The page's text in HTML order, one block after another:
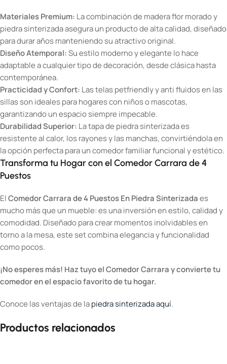
Materiales Premium: La combinación de madera flor morado y
piedra sinterizada asegura un producto de alta calidad, diseñado
para durar años manteniendo su atractivo original.
Diseño Atemporal:Su estilo moderno y elegante lo hace
adaptable a cualquier tipo de decoración, desde clásica hasta
contemporánea.
Practicidad y Confort: Las telas petfriendly y anti fluidos en las
sillas son ideales para hogares con niños o mascotas,
garantizando un espacio siempre impecable.
Durabilidad Superior: La tapa de piedra sinterizada es
resistente al calor, los rayones y las manchas, convirtiéndola en
la opción perfecta para un comedor familiar funcional y estético.
Transforma tu Hogar con el Comedor Carrara de 4
Puestos
ElComedor Carrara de 4 Puestos En Piedra Sinterizadaes
mucho más que un mueble: es una inversión en estilo, calidad y
comodidad. Diseñado para crear momentos inolvidables en
torno a la mesa, este set combina elegancia y funcionalidad
como pocos.
¡No esperes más! Haz tuyo el Comedor Carrara y convierte tu
comedor en el espacio favorito de tu hogar.
Conoce las ventajas de lapiedra sinterizada aquí.
Productos relacionados